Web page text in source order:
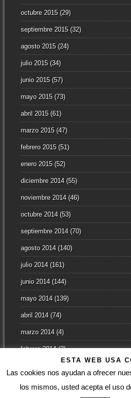
octubre 2015(29)
septiembre 2015(32)
agosto 2015(24)
julio 2015(34)
junio 2015(57)
mayo 2015(73)
abril 2015(61)
marzo 2015(47)
febrero 2015(51)
enero 2015(52)
diciembre 2014(55)
noviembre 2014(46)
octubre 2014(53)
septiembre 2014(70)
agosto 2014(140)
julio 2014(161)
junio 2014(144)
mayo 2014(139)
abril 2014(74)
marzo 2014(4)
febrero 2014(3)
ESTA WEB USA
Las cookies nos ayudan a ofrecer
los mismos, usted acepta el uso